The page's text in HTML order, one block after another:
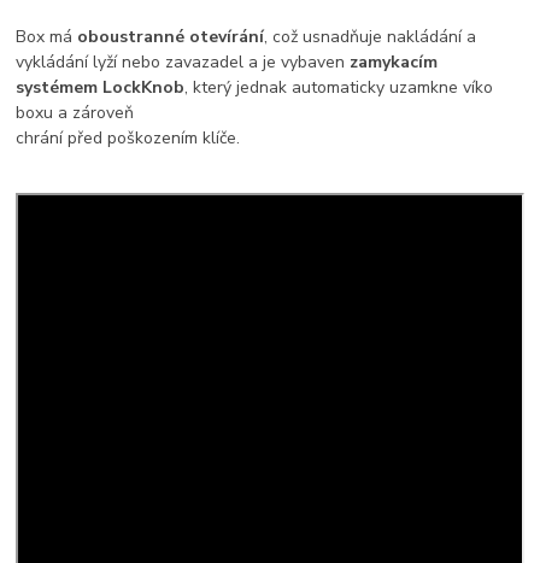
Box má oboustranné otevírání, což usnadňuje nakládání a
vykládání lyží nebo zavazadel a je vybaven zamykacím
systémem LockKnob, který jednak automaticky uzamkne víko
boxu a zároveň
chrání před poškozením klíče.